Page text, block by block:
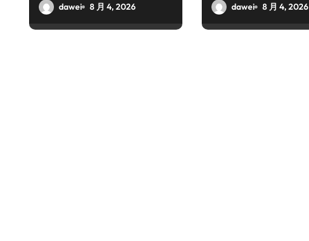
dawei 8 月 4, 2026 dawei 8 月 4, 2026